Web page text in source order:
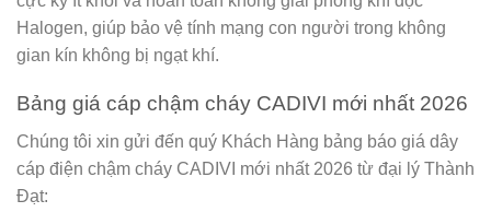
Halogen, giúp bảo vệ tính mạng con người trong không
gian kín không bị ngạt khí.
Bảng giá cáp chậm cháy CADIVI mới nhất 2026
Chúng tôi xin gửi đến quý Khách Hàng bảng báo giá dây
cáp điện chậm cháy CADIVI mới nhất 2026 từ đại lý Thành
Đạt: